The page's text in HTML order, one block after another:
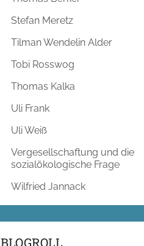
Stefan Meretz
Tilman Wendelin Alder
Tobi Rosswog
Thomas Kalka
Uli Frank
Uli Weiß
Vergesellschaftung und die
sozialökologische Frage
Wilfried Jannack
BLOGROLL